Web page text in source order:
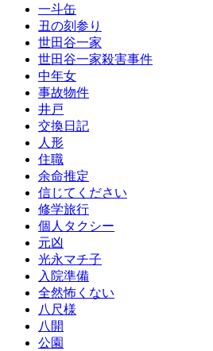
一斗缶
丑の刻参り
世田谷一家
世田谷一家殺害事件
中年女
事故物件
井戸
交換日記
人形
住職
余命推定
信じてください
修学旅行
個人タクシー
元凶
光永マチ子
入院準備
全然怖くない
八尺様
八開
公園